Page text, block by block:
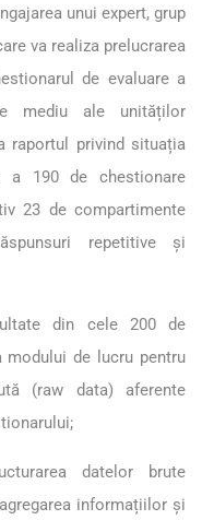
unui expert, grup
va realiza prelucrarea
de evaluare a
mediu ale unităților
raportul privind situația
a 190 de chestionare
23 de compartimente
repetitive și
din cele 200 de
de lucru pentru
(raw data) aferente
datelor brute
informațiilor și